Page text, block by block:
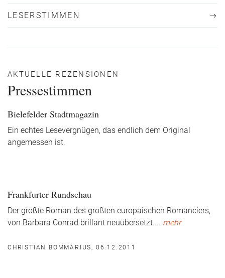
LESERSTIMMEN
AKTUELLE REZENSIONEN
Pressestimmen
Bielefelder Stadtmagazin
Ein echtes Lesevergnügen, das endlich dem Original
angemessen ist.
Frankfurter Rundschau
Der größte Roman des größten europäischen Romanciers,
von Barbara Conrad brillant neuübersetzt.... mehr
CHRISTIAN BOMMARIUS, 06.12.2011